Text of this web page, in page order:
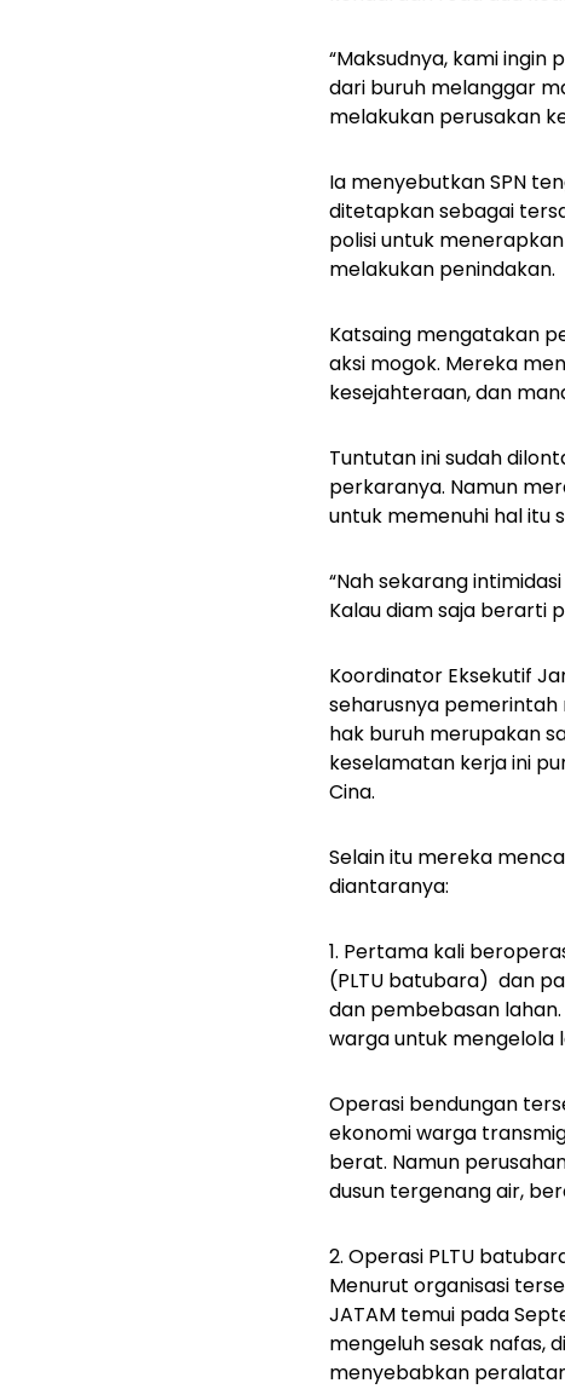
“Maksudnya, kami ingin
dari buruh melanggar
melakukan perusakan
Ia menyebutkan SPN
ditetapkan sebagai
polisi untuk
melakukan penindakan.
Katsaing mengatakan
aksi mogok. Mereka
kesejahteraan, dan
Tuntutan ini sudah
perkaranya. Namun
untuk memenuhi hal itu
“Nah sekarang
Kalau diam saja berarti
Koordinator Eksekutif
seharusnya
hak buruh merupakan
keselamatan kerja ini
Cina.
Selain itu mereka
diantaranya:
1. Pertama kali
(PLTU batubara) dan
dan pembebasan
warga untuk mengelola
Operasi bendungan
ekonomi warga
berat. Namun
dusun tergenang air,
2. Operasi PLTU
Menurut organisasi
JATAM temui pada
mengeluh sesak nafas,
menyebabkan